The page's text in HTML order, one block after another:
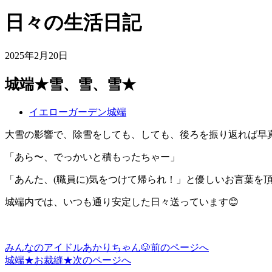
日々の生活日記
2025年2月20日
城端★雪、雪、雪★
イエローガーデン城端
大雪の影響で、除雪をしても、しても、後ろを振り返れば
「あら〜、でっかいと積もったちゃー」
「あんた、(職員に)気をつけて帰られ！」と優しいお言葉を頂
城端内では、いつも通り安定した日々送っています😊
投
みんなのアイドルあかりちゃん🐶前のページへ
城端★お裁縫★次のページへ